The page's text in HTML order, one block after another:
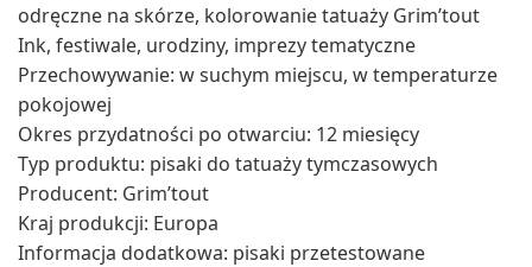
odręczne na skórze, kolorowanie tatuaży Grim’tout
Ink, festiwale, urodziny, imprezy tematyczne
Przechowywanie: w suchym miejscu, w temperaturze
pokojowej
Okres przydatności po otwarciu: 12 miesięcy
Typ produktu: pisaki do tatuaży tymczasowych
Producent: Grim’tout
Kraj produkcji: Europa
Informacja dodatkowa: pisaki przetestowane